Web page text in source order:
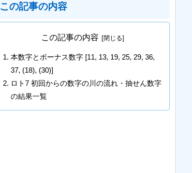
この記事の内容
この記事の内容
本数字とボーナス数字 [11, 13, 19, 25, 29, 36,
37, (18), (30)]
ロト7 初回からの数字の川の流れ・抽せん数字
の結果一覧